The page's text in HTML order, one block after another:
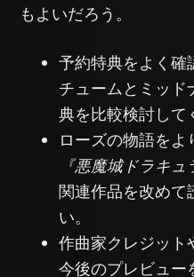
もよいだろう。
予約特典をよく確
チュームとミッド
典を比較検討して
ローズの物語をよ
『悪魔城ドラキ
関連作品を改めて
い。
作曲家クレジット
今後のプレビュー